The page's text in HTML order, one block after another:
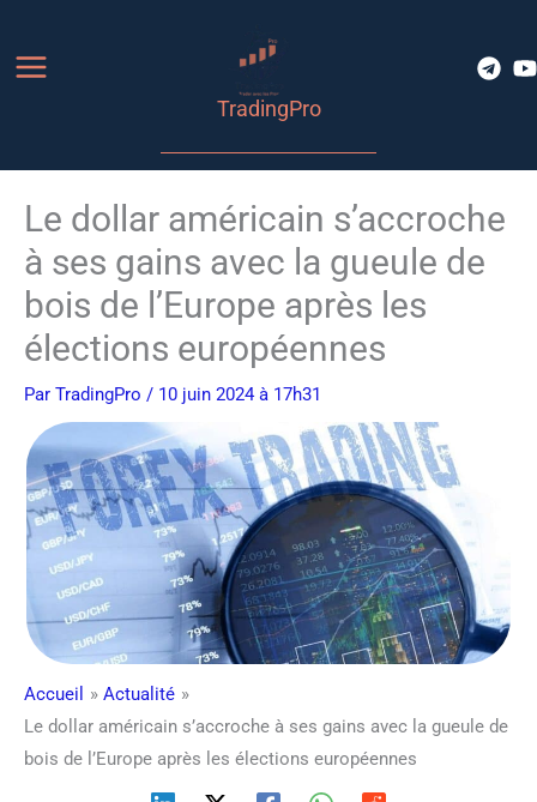
contenu
TradingPro
Le dollar américain s’accroche
à ses gains avec la gueule de
bois de l’Europe après les
élections européennes
Par TradingPro / 10 juin 2024 à 17h31
Accueil
Actualité
Le dollar américain s’accroche à ses gains avec la gueule de
bois de l’Europe après les élections européennes